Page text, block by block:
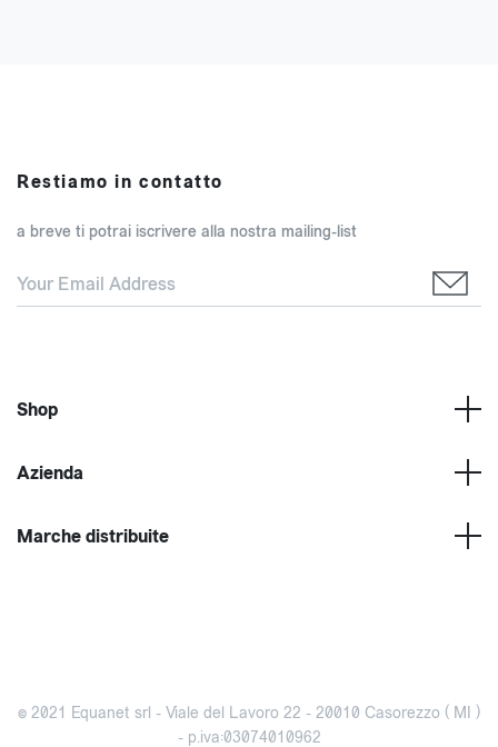
Restiamo in contatto
a breve ti potrai iscrivere alla nostra mailing-list
Shop
Azienda
Marche distribuite
© 2021 Equanet srl - Viale del Lavoro 22 - 20010 Casorezzo ( MI )
- p.iva:03074010962